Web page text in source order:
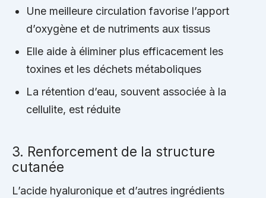
Une meilleure circulation favorise l’apport
d’oxygène et de nutriments aux tissus
Elle aide à éliminer plus efficacement les
toxines et les déchets métaboliques
La rétention d’eau, souvent associée à la
cellulite, est réduite
3. Renforcement de la structure
cutanée
L’acide hyaluronique et d’autres ingrédients